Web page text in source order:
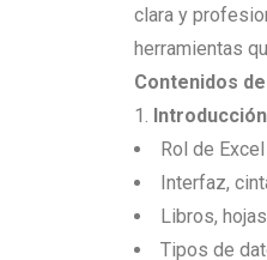
clara y
herramientas
Contenidos
Rol de
Interfaz,
Libros,
Tipos de